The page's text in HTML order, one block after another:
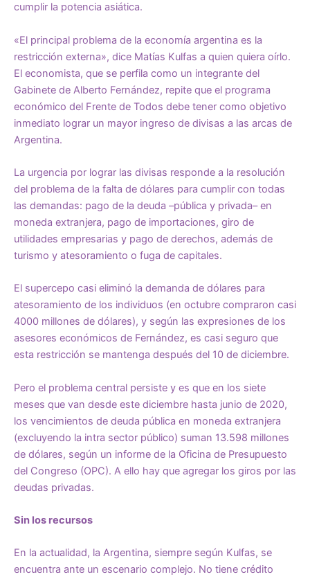
cumplir la potencia asiática.
«El principal problema de la economía argentina es la
restricción externa», dice Matías Kulfas a quien quiera oírlo.
El economista, que se perfila como un integrante del
Gabinete de Alberto Fernández, repite que el programa
económico del Frente de Todos debe tener como objetivo
inmediato lograr un mayor ingreso de divisas a las arcas de
Argentina.
La urgencia por lograr las divisas responde a la resolución
del problema de la falta de dólares para cumplir con todas
las demandas: pago de la deuda –pública y privada– en
moneda extranjera, pago de importaciones, giro de
utilidades empresarias y pago de derechos, además de
turismo y atesoramiento o fuga de capitales.
El supercepo casi eliminó la demanda de dólares para
atesoramiento de los individuos (en octubre compraron casi
4000 millones de dólares), y según las expresiones de los
asesores económicos de Fernández, es casi seguro que
esta restricción se mantenga después del 10 de diciembre.
Pero el problema central persiste y es que en los siete
meses que van desde este diciembre hasta junio de 2020,
los vencimientos de deuda pública en moneda extranjera
(excluyendo la intra sector público) suman 13.598 millones
de dólares, según un informe de la Oficina de Presupuesto
del Congreso (OPC). A ello hay que agregar los giros por las
deudas privadas.
Sin los recursos
En la actualidad, la Argentina, siempre según Kulfas, se
encuentra ante un escenario complejo. No tiene crédito